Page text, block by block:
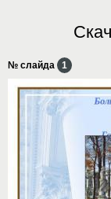
№ слайда 1